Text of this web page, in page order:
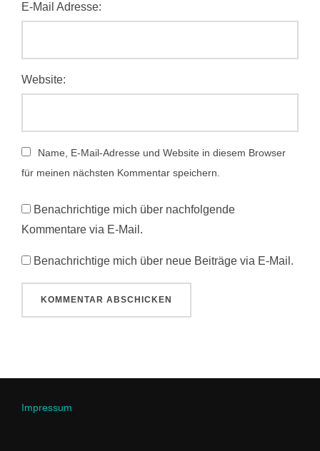
E-Mail Adresse:
Website:
Name, E-Mail-Adresse und Website in diesem Browser
für meinen nächsten Kommentar speichern.
Benachrichtige mich über nachfolgende
Kommentare via E-Mail.
Benachrichtige mich über neue Beiträge via E-Mail.
Impressum